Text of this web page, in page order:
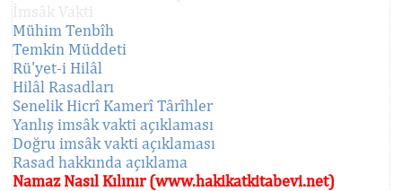
İmsâk Vakti
Mühim Tenbîh
Temkin Müddeti
Rü'yet-i Hilâl
Hilâl Rasadları
Senelik Hicrî Kamerî Târîhler
Yanlış imsâk vakti açıklaması
Doğru imsâk vakti açıklaması
Rasad hakkında açıklama
Namaz Nasıl Kılınır (www.hakikatkitabevi.net)